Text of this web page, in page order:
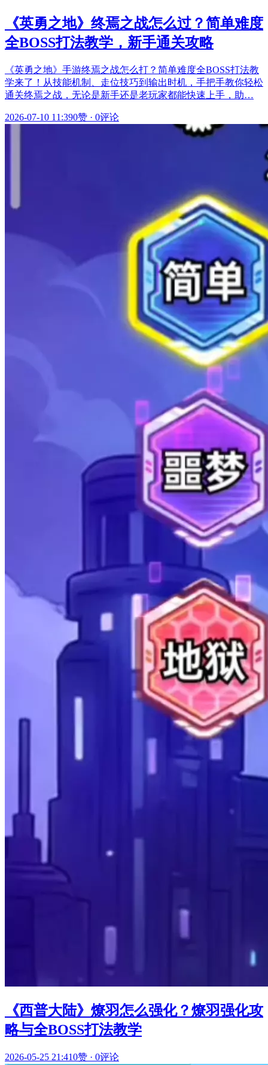
《英勇之地》终焉之战怎么过？简单难度
全BOSS打法教学，新手通关攻略
《英勇之地》手游终焉之战怎么打？简单难度全BOSS打法教
学来了！从技能机制、走位技巧到输出时机，手把手教你轻松
通关终焉之战，无论是新手还是老玩家都能快速上手，助…
2026-07-10 11:390赞 · 0评论
《西普大陆》燎羽怎么强化？燎羽强化攻
略与全BOSS打法教学
2026-05-25 21:410赞 · 0评论